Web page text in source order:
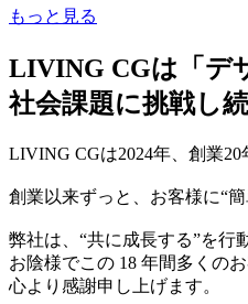
もっと見る
LIVING CGは「デ
社会課題に挑戦し
LIVING CGは2024年、創業20
創業以来ずっと、お客様に“
弊社は、“共に成長する”を行
お陰様でこの 18 年間多くの
心より感謝申し上げます。